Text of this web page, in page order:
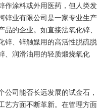
作涂料或外用医药，但人类发
锌业有限公司是一家专业生产
的企业。如直接法氧化锌、
锌、锌触媒用的高活性脱硫脱
、润滑油用的轻质煅烧氧化
公司能否长远发展的试金石，
艺方面不断革新。在管理方面